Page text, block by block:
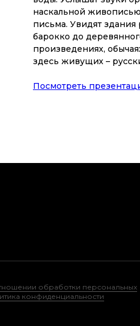
наскальной
письма. Увидят здания
барокко до
произведениях,
здесь живущих –
Посмотреть
обработки персональных
конфиденциальности